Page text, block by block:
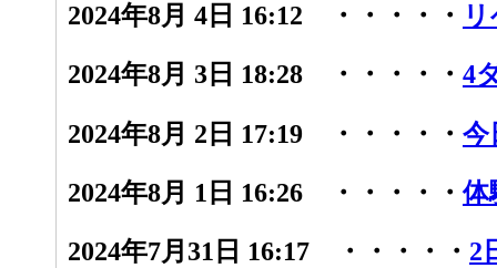
2024年8月 4日 16:12 ・・・・・
2024年8月 3日 18:28 ・・・・・ 4
2024年8月 2日 17:19 ・・・・・ 今
2024年8月 1日 16:26 ・・・・・体
2024年7月31日 16:17 ・・・・・ 2